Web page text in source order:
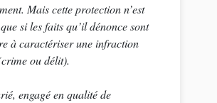
Mais cette protection n’est
si les faits qu’il dénonce sont
à caractériser une infraction
ou délit).
engagé en qualité de